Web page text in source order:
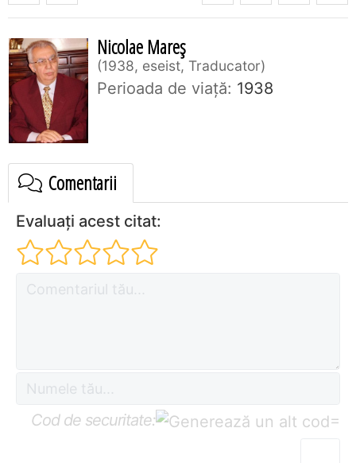
Nicolae Mareș
1938, eseist, Traducator
Perioada de viaţă: 1938
Comentarii
Evaluați acest citat:
Cod de securitate: =